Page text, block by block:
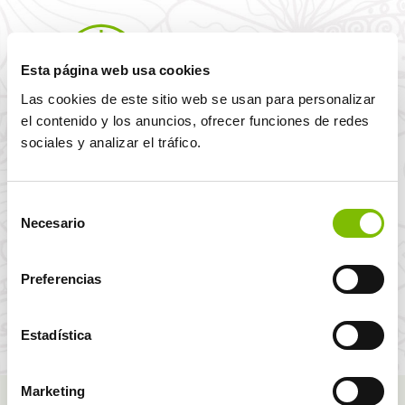
‌Esta página web usa cookies
Las cookies de este sitio web se usan para personalizar
el contenido y los anuncios, ofrecer funciones de redes
sociales y analizar el tráfico.
Necesario
Preferencias
Estadística
Marketing
Kostenvoranschläge in
24 Stunden
Sonderrabatte in
Erlebnisprogramm
Preisermäßigungen in
unseren SPA Zentren